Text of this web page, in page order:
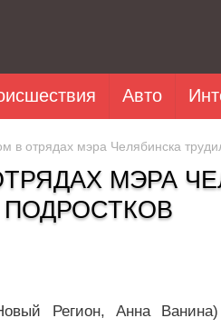
Авто
в отрядах мэра Челябинска
МЭРА
Регион, Анна